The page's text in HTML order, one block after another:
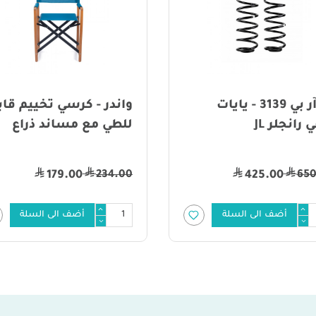
- كرسي تخييم قابل
مع مساند ذراع
179.00
أضف الى السلة
الرماية - مغرفة طعام
24.00
11.00
أضف الى السلة